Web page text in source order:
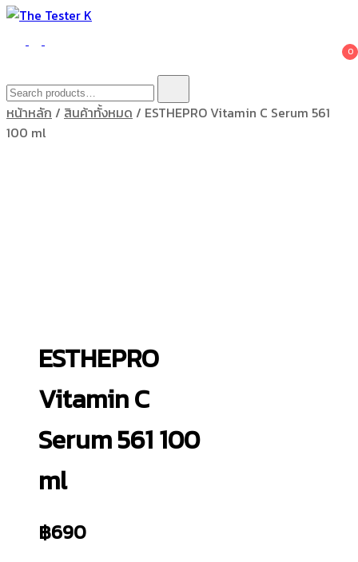
The Tester K
Korean cosmetics 0
Search
for:
หน้าหลัก / สินค้าทั้งหมด / ESTHEPRO Vitamin C Serum 561
100 ml
ESTHEPRO
Vitamin C
Serum 561 100
ml
฿690